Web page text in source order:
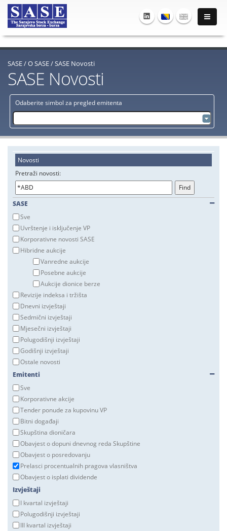
SASE/O SASE/SASE Novosti
Odaberite simbol za pregled emitenta
SASE Novosti
Novosti
Pretraži novosti:
SASE
Sve
Uvrštenje i isključenje VP
Korporativne novosti SASE
Hibridne aukcije
Vanredne aukcije
Posebne aukcije
Aukcije dionice berze
Revizije indeksa i tržišta
Dnevni izvještaji
Sedmični izvještaji
Mjesečni izvještaji
Polugodišnji izvještaji
Godišnji izvještaji
Ostale novosti
Emitenti
Sve
Korporativne akcije
Tender ponude za kupovinu VP
Bitni događaji
Skupština dioničara
Obavjest o dopuni dnevnog reda Skupštine
Obavjest o posredovanju
Prelasci procentualnih pragova vlasništva
Obavjest o isplati dividende
Izvještaji
I kvartal izvještaji
Polugodišnji izvještaji
III kvartal izvještaji